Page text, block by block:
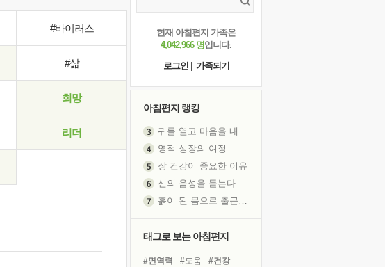
#바이러스
#삶
희망
리더
현재 아침편지 가족은
4,042,966 명입니다.
로그인
가족되기
아침편지 랭킹
귀를 열고 마음을 내어주고
영적 성장의 여정
장 건강이 중요한 이유
신의 음성을 듣는다
흙이 된 몸으로 출근하는 여자
태그로 보는 아침편지
#면역력 #도움
#건강